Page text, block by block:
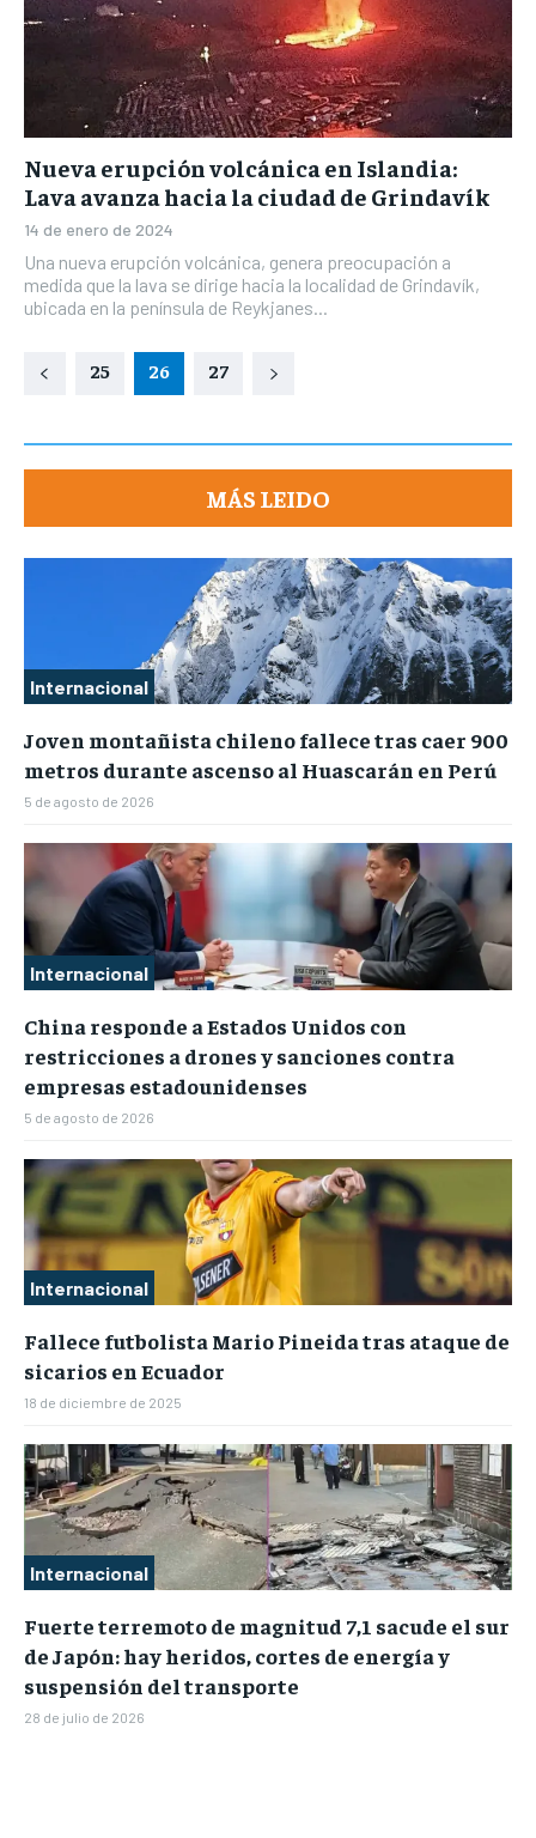
Nueva erupción volcánica en Islandia:
Lava avanza hacia la ciudad de Grindavík
14 de enero de 2024
Una nueva erupción volcánica, genera preocupación a
medida que la lava se dirige hacia la localidad de Grindavík,
ubicada en la península de Reykjanes...
25 26 27
MÁS LEIDO
Internacional
Joven montañista chileno fallece tras caer 900
metros durante ascenso al Huascarán en Perú
5 de agosto de 2026
Internacional
China responde a Estados Unidos con
restricciones a drones y sanciones contra
empresas estadounidenses
5 de agosto de 2026
Internacional
Fallece futbolista Mario Pineida tras ataque de
sicarios en Ecuador
18 de diciembre de 2025
Internacional
Fuerte terremoto de magnitud 7,1 sacude el sur
de Japón: hay heridos, cortes de energía y
suspensión del transporte
28 de julio de 2026